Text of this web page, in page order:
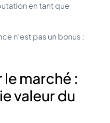
en tant que
n’est pas un bonus :
le marché :
valeur du